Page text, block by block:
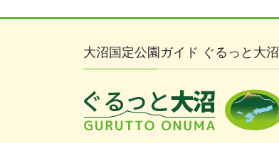
大沼国定公園ガイド ぐるっと大沼